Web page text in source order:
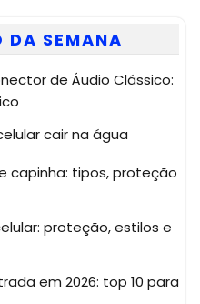
DA SEMANA
de Áudio Clássico:
cair na água
capinha: tipos, proteção
proteção, estilos e
em 2026: top 10 para